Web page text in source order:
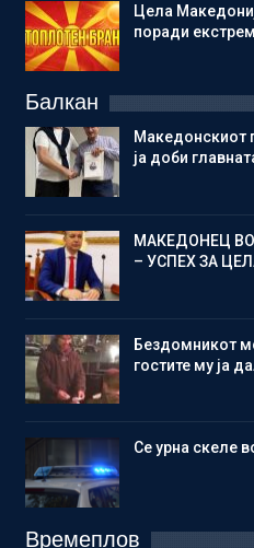
Цела
поради
Балкан
Македонскиот
ја доби
МАКЕДОНЕЦ
– УСПЕХ ЗА
Бездомникот
гостите му ја
Се урна скеле
Времеплов